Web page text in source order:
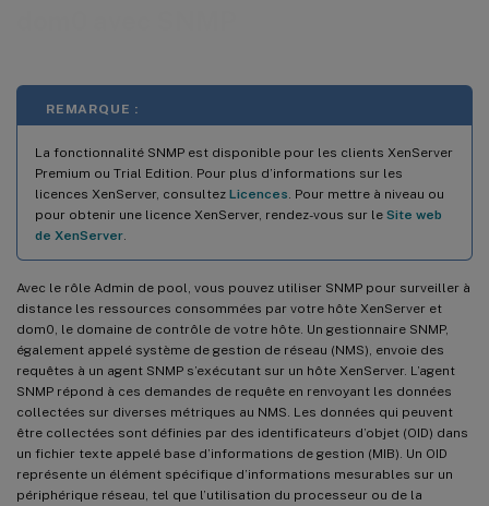
REMARQUE :
La fonctionnalité SNMP est disponible pour les clients XenServer
Premium ou Trial Edition. Pour plus d’informations sur les
licences XenServer, consultez Licences . Pour mettre à niveau ou
pour obtenir une licence XenServer, rendez-vous sur le Site web
de XenServer
Avec le rôle Admin de pool, vous pouvez utiliser SNMP pour surveiller à
distance les ressources consommées par votre hôte XenServer et
dom0, le domaine de contrôle de votre hôte. Un gestionnaire SNMP,
également appelé système de gestion de réseau (NMS), envoie des
requêtes à un agent SNMP s’exécutant sur un hôte XenServer. L’agent
SNMP répond à ces demandes de requête en renvoyant les données
collectées sur diverses métriques au NMS. Les données qui peuvent
être collectées sont définies par des identificateurs d’objet (OID) dans
un fichier texte appelé base d’informations de gestion (MIB). Un OID
représente un élément spécifique d’informations mesurables sur un
périphérique réseau, tel que l’utilisation du processeur ou de la